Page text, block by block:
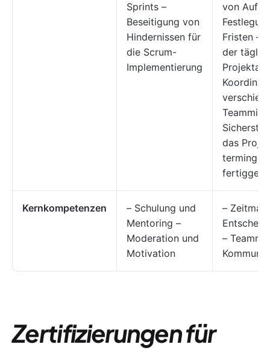
Sprints –
Beseitigung von
Hindernissen für
die Scrum-
Implementierung
von
Fristen –
der
das
Kernkompetenzen
– Schulung und
Mentoring –
Moderation und
Motivation
–
–
Zertifizierungen für